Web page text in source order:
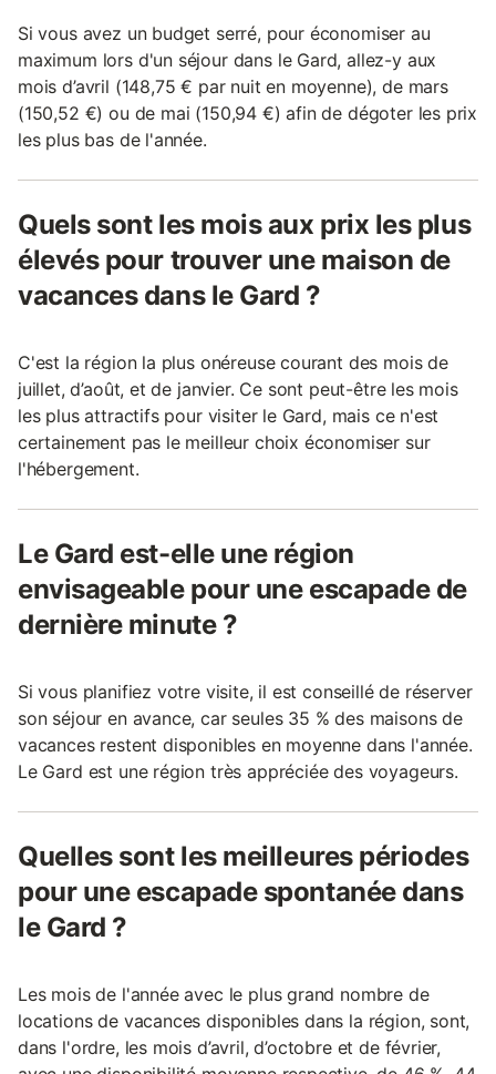
Si vous avez un budget serré, pour économiser au
maximum lors d'un séjour dans le Gard, allez-y aux
mois d’avril (148,75 € par nuit en moyenne), de mars
(150,52 €) ou de mai (150,94 €) afin de dégoter les prix
les plus bas de l'année.
Quels sont les mois aux prix les plus
élevés pour trouver une maison de
vacances dans le Gard ?
C'est la région la plus onéreuse courant des mois de
juillet, d’août, et de janvier. Ce sont peut-être les mois
les plus attractifs pour visiter le Gard, mais ce n'est
certainement pas le meilleur choix économiser sur
l'hébergement.
Le Gard est-elle une région
envisageable pour une escapade de
dernière minute ?
Si vous planifiez votre visite, il est conseillé de réserver
son séjour en avance, car seules 35 % des maisons de
vacances restent disponibles en moyenne dans l'année.
Le Gard est une région très appréciée des voyageurs.
Quelles sont les meilleures périodes
pour une escapade spontanée dans
le Gard ?
Les mois de l'année avec le plus grand nombre de
locations de vacances disponibles dans la région, sont,
dans l'ordre, les mois d’avril, d’octobre et de février,